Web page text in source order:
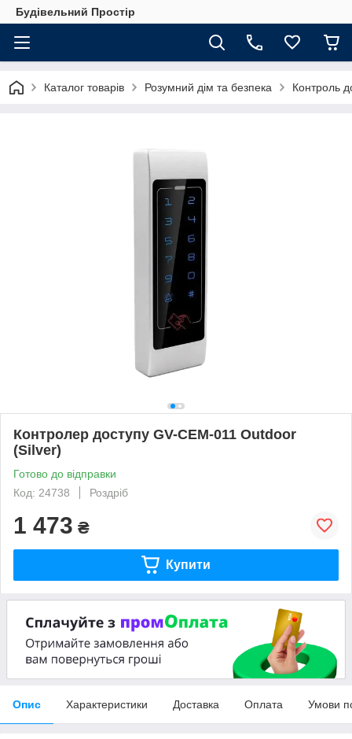
Будівельний Простір
Каталог товарів Розумний дім та безпека Контроль
Контролер доступу GV-CEM-011 Outdoor
(Silver)
Готово до відправки
Код: 24738
Роздріб
1 473 ₴
Купити
Опис Характеристики Доставка Оплата Умови